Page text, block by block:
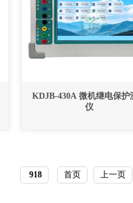
KDJB-430A 微机继电保护
仪
918 首页 上一页